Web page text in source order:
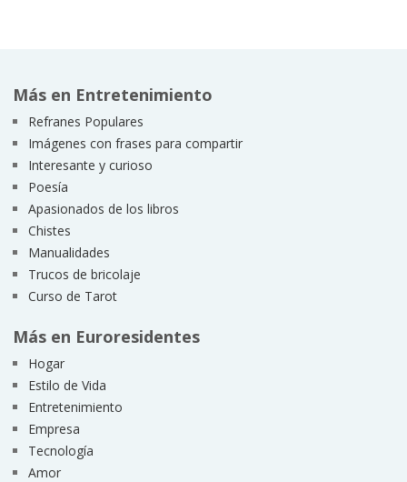
Más en Entretenimiento
Refranes Populares
Imágenes con frases para compartir
Interesante y curioso
Poesía
Apasionados de los libros
Chistes
Manualidades
Trucos de bricolaje
Curso de Tarot
Más en Euroresidentes
Hogar
Estilo de Vida
Entretenimiento
Empresa
Tecnología
Amor